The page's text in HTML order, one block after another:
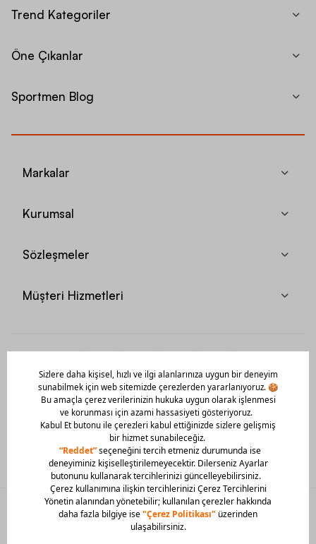
Trend Kategoriler
Öne Çıkanlar
Sportmen Blog
Markalar
Kurumsal
Sözleşmeler
Müşteri Hizmetleri
Mobil Uygulamamızı Hemen İndir!